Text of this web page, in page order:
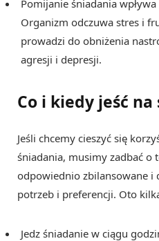
Pomijanie śniadania
Organizm odczuwa stres i
prowadzi do obniżenia
agresji i depresji.
Co i kiedy jeść
Jeśli chcemy cieszyć się
śniadania, musimy zadbać o
odpowiednio zbilansowane i
potrzeb i preferencji. Oto
Jedz śniadanie w ciągu